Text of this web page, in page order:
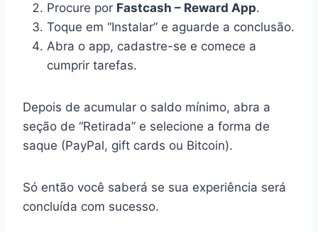
Procure por Fastcash – Reward App.
Toque em “Instalar” e aguarde a conclusão.
Abra o app, cadastre-se e comece a
cumprir tarefas.
Depois de acumular o saldo mínimo, abra a
seção de “Retirada” e selecione a forma de
saque (PayPal, gift cards ou Bitcoin).
Só então você saberá se sua experiência será
concluída com sucesso.